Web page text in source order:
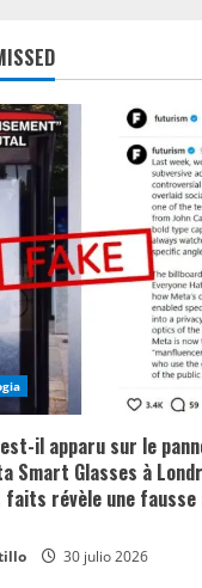
il apparu sur le
Smart Glasses à
révèle une
30 julio 2026